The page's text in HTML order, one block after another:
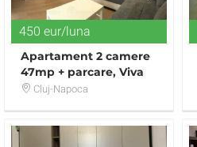
450 eur/luna
Apartament 2 camere
47mp + parcare, Viva
City, bloc 3 portocaliu
Cluj-Napoca